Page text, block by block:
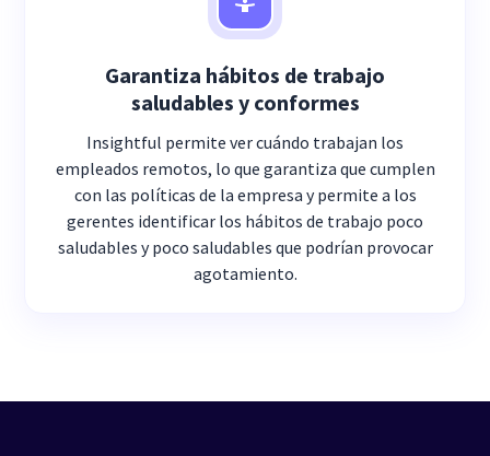
Garantiza hábitos de trabajo
saludables y conformes
Insightful permite ver cuándo trabajan los
empleados remotos, lo que garantiza que cumplen
con las políticas de la empresa y permite a los
gerentes identificar los hábitos de trabajo poco
saludables y poco saludables que podrían provocar
agotamiento.